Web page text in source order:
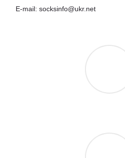
E-mail: socksinfo@ukr.net